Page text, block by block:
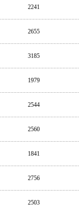
2241
2655
3185
1979
2544
2560
1841
2756
2503